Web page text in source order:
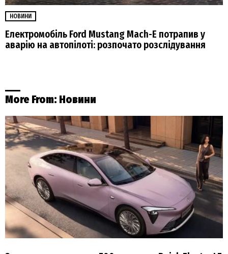
НОВИНИ
Електромобіль Ford Mustang Mach-E потрапив у
аварію на автопілоті: розпочато розслідування
More From: Новини